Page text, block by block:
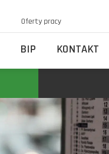
Oferty pracy
BIP KONTAKT